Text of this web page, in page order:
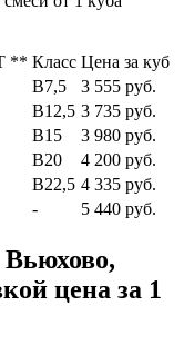
** Класс Цена за куб
В7,5
3 555 руб.
В12,5 3 735 руб.
В15
3 980 руб.
В20
4 200 руб.
В22,5 4 335 руб.
- 5 440 руб.
Вьюхово,
цена за 1